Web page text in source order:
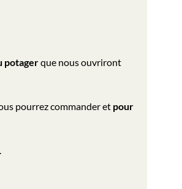
potagerque nous ouvriront
pourrez commander et pour